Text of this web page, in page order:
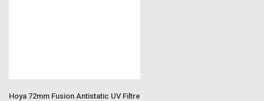
Hoya 72mm Fusion Antistatic UV Filtre